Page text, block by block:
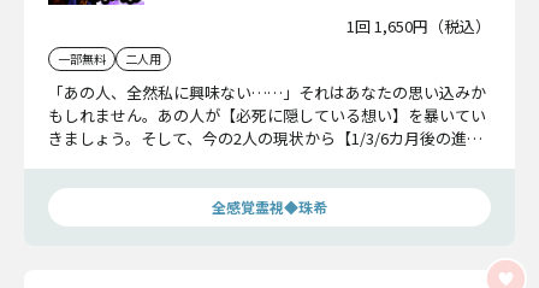
1回 1,650円（税込）
一部無料 二人用
「あの人、全然私に興味ない……」それはあなたの思い込みか
もしれません。あの人が【必死に隠している想い】を暴いてい
きましょう。そして、今の2人の現状から【1/3/6カ月後の進
全感覚霊視◆珠希